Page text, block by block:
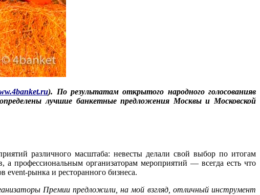
). По результатам открытого народного голосованияв
лучшие банкетные предложения Москвы и Московской
различного масштаба: невесты делали свой выбор по итогам
а профессиональным организаторам мероприятий — всегда есть что
event-рынка и ресторанного бизнеса.
Премии предложили, на мой взгляд, отличный инструмент